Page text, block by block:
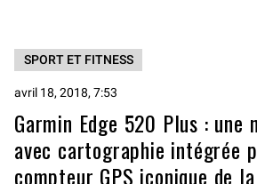
SPORT ET FITNESS
avril 18, 2018, 7:53
Garmin Edge 520 Plus : une
avec cartographie intégrée
compteur GPS iconique de